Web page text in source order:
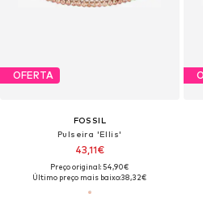
OFERTA
FOSSIL
Pulseira 'Ellis'
43,11€
Preço original: 54,90€
Último preço mais baixo:38,32€